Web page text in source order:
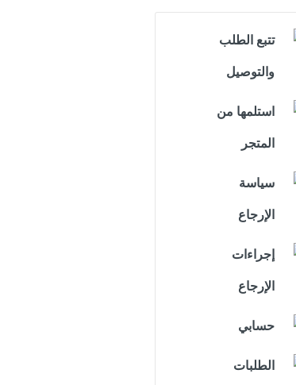
تتبع الطلب
والتوصيل
استلمها من
المتجر
سياسة
الإرجاع
إجراءات
الإرجاع
حسابي
الطلبات